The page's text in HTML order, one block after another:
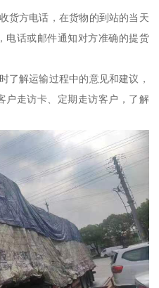
货方电话，在货物的到站的当天
电话或邮件通知对方准确的提货
了解运输过程中的意见和建议，
户走访卡、定期走访客户，了解